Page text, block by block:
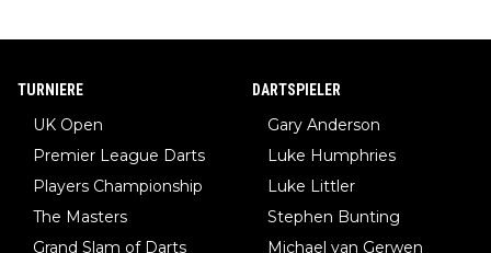
TURNIERE
UK Open
Premier League Darts
Players Championship
The Masters
Grand Slam of Darts
DARTSPIELER
Gary Anderson
Luke Humphries
Luke Littler
Stephen Bunting
Michael van Gerwen